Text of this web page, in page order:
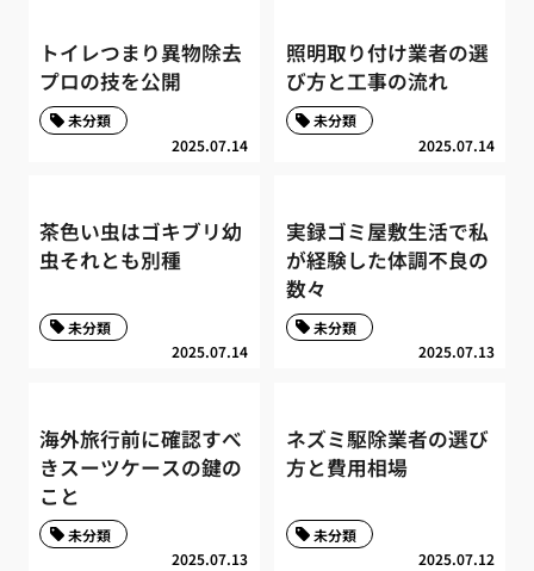
トイレつまり異物除去
プロの技を公開
2025.07.14
未分類
照明取り付け業者の選
び方と工事の流れ
2025.07.14
未分類
茶色い虫はゴキブリ幼
虫それとも別種
2025.07.14
未分類
実録ゴミ屋敷生活で私
が経験した体調不良の
数々
2025.07.13
未分類
海外旅行前に確認すべ
きスーツケースの鍵の
こと
2025.07.13
未分類
ネズミ駆除業者の選び
方と費用相場
2025.07.12
未分類